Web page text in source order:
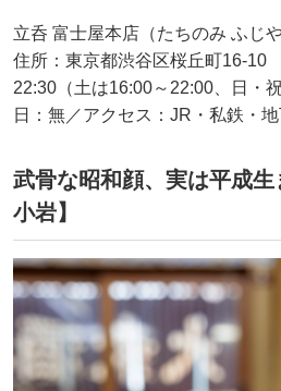
立呑 富士屋本店（たちのみ ふじ
住所：東京都渋谷区桜丘町16-10
22:30（土は16:00～22:00、日・
日：無／アクセス：JR・私鉄・
武骨な昭和顔、実は平成
小岩】